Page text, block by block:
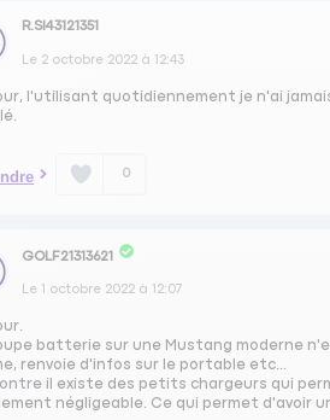
R.SI43121351
Le 2 octobre 2022 à 12:43
l'utilisant quotidiennement je n'ai
0
GOLF21313621
Le 1 octobre 2022 à 12:07
batterie sur une Mustang moderne
renvoie d'infos sur le portable etc...
il existe des petits chargeurs qui
négligeable. Ce qui permet d'avoir